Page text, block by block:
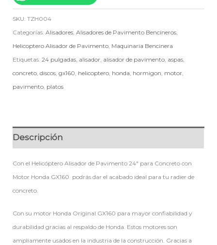
SKU:TZH004
Categorías:Alisadores ,Alisadores de Pavimento Bencineros
Helicoptero Alisador de Pavimento Maquinaria Bencinera
Etiquetas:24 pulgadas alisador alisador de pavimento aspas
concreto ,discos ,gx160 helicoptero honda hormigon motor
pavimento platos
Descripción
Con el Helicóptero Alisador de Pavimento 24″ para Concreto con
Motor Honda GX160 podrás dar el acabado ideal para tu radier de
concreto.
Con su motor Honda Original GX160 para mayor confiabilidad y
durabilidad gracias al respaldo de Honda. Estos motores son
ampliamente usados en la industria de la construcción. Gracias a